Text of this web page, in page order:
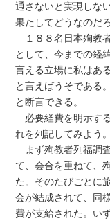
通さないと実現しな
果たしてどうなのだろ
１８８名日本殉教
として、今までの経
言える立場に私はあ
と言えばうそである
と断言できる。
必要経費を明示す
れを列記してみよう。
まず殉教者列福調
て、会合を重ねて、
た。そのたびごとに
会が結成されて、同
費が支給された。い